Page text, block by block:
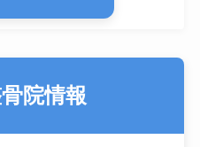
院情報